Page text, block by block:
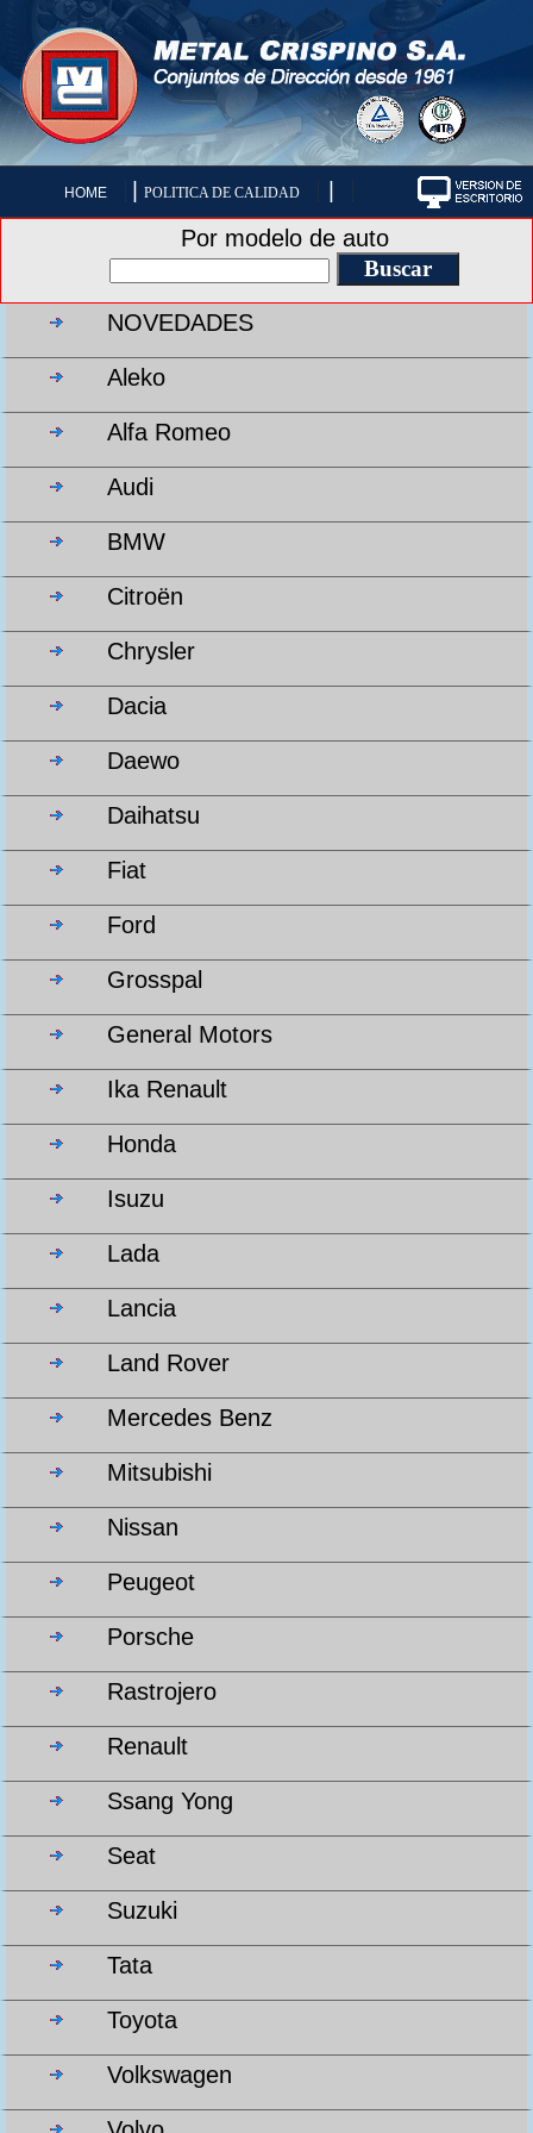
HOME POLITICA DE CALIDAD
Por modelo de auto
NOVEDADES
Aleko
Alfa Romeo
Audi
BMW
Citroën
Chrysler
Dacia
Daewo
Daihatsu
Fiat
Ford
Grosspal
General Motors
Ika Renault
Honda
Isuzu
Lada
Lancia
Land Rover
Mercedes Benz
Mitsubishi
Nissan
Peugeot
Porsche
Rastrojero
Renault
Ssang Yong
Seat
Suzuki
Tata
Toyota
Volkswagen